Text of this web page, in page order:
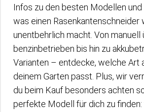
Infos zu den besten Modellen und
was einen Rasenkantenschneider
unentbehrlich macht. Von manuell
benzinbetrieben bis hin zu
Varianten – entdecke, welche Art
deinem Garten passt. Plus, wir
du beim Kauf besonders achten
perfekte Modell für dich zu finden: